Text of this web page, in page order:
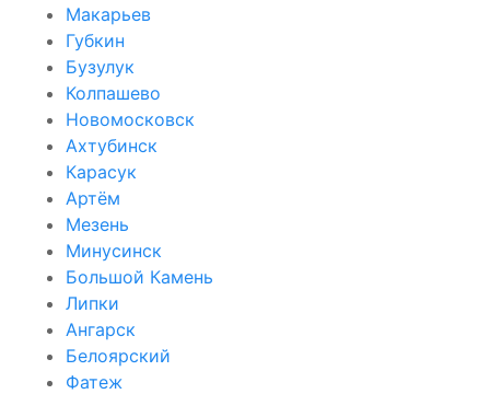
Макарьев
Губкин
Бузулук
Колпашево
Новомосковск
Ахтубинск
Карасук
Артём
Мезень
Минусинск
Большой Камень
Липки
Ангарск
Белоярский
Фатеж